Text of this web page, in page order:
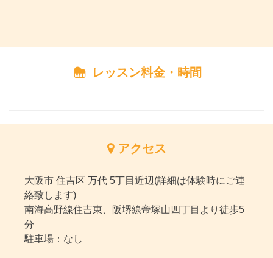
レッスン料金・時間
アクセス
大阪市 住吉区 万代 5丁目近辺(詳細は体験時にご連
絡致します)
南海高野線住吉東、阪堺線帝塚山四丁目より徒歩5
分
駐車場：なし